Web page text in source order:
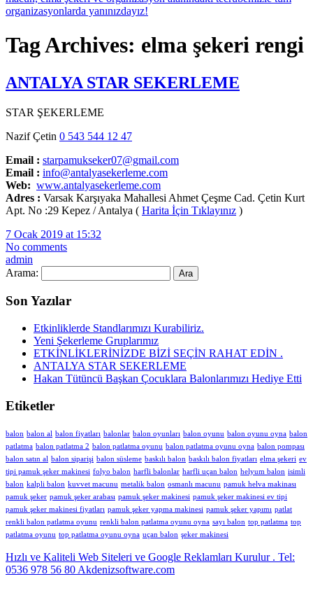
Tag Archives: elma şekeri rengi
ANTALYA STAR SEKERLEME
STAR ŞEKERLEME
Nazif Çetin 0 543 544 12 47
Email : starpamukseker07@gmail.com
Email : info@antalyasekerleme.com
Web: www.antalyasekerleme.com
Adres : Varsak Karşıyaka Mahallesi Ahmet Çeşme Cad. Çetin Kurt
Apt. No :29 Kepez / Antalya ( Harita İçin Tıklayınız )
7 Ocak 2019 at 15:32
No comments
admin
Arama:
Son Yazılar
Etkinliklerde Standlarımızı Kurabiliriz.
Yeni Şekerleme Gruplarımız
ETKİNLİKLERİNİZDE BİZİ SEÇİN RAHAT EDİN .
ANTALYA STAR SEKERLEME
Hakan Tütüncü Başkan Çocuklara Balonlarımızı Hediye Etti
Etiketler
balon balon al balon fiyatları balonlar balon oyunları balon oyunu balon oyunu oyna balon
patlatma balon patlatma 2 balon patlatma oyunu balon patlatma oyunu oyna balon pompası
balon satın al balon siparişi balon süsleme baskılı balon baskılı balon fiyatları elma şekeri ev
tipi pamuk şeker makinesi folyo balon harfli balonlar harfli uçan balon helyum balon isimli
balon kalpli balon kuvvet macunu metalik balon osmanlı macunu pamuk helva makinası
pamuk şeker pamuk şeker arabası pamuk şeker makinesi pamuk şeker makinesi ev tipi
pamuk şeker makinesi fiyatları pamuk şeker yapma makinesi pamuk şeker yapımı patlat
renkli balon patlatma oyunu renkli balon patlatma oyunu oyna sayı balon top patlatma top
patlatma oyunu top patlatma oyunu oyna uçan balon şeker makinesi
Hızlı ve Kaliteli Web Siteleri ve Google Reklamları Kurulur . Tel:
0536 978 56 80 Akdenizsoftware.com